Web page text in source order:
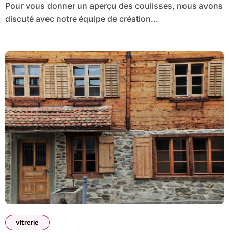
Pour vous donner un aperçu des coulisses, nous avons
discuté avec notre équipe de création...
vitrerie